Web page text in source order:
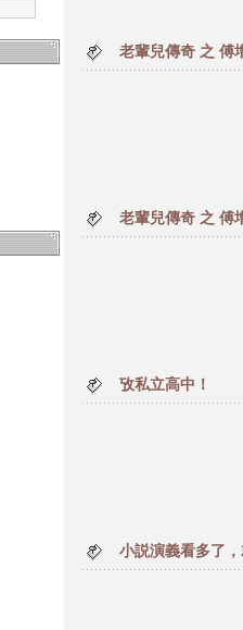
老輩兒傳奇 之 傅
老輩兒傳奇 之 傅
攷私立高中！
小説演義看多了